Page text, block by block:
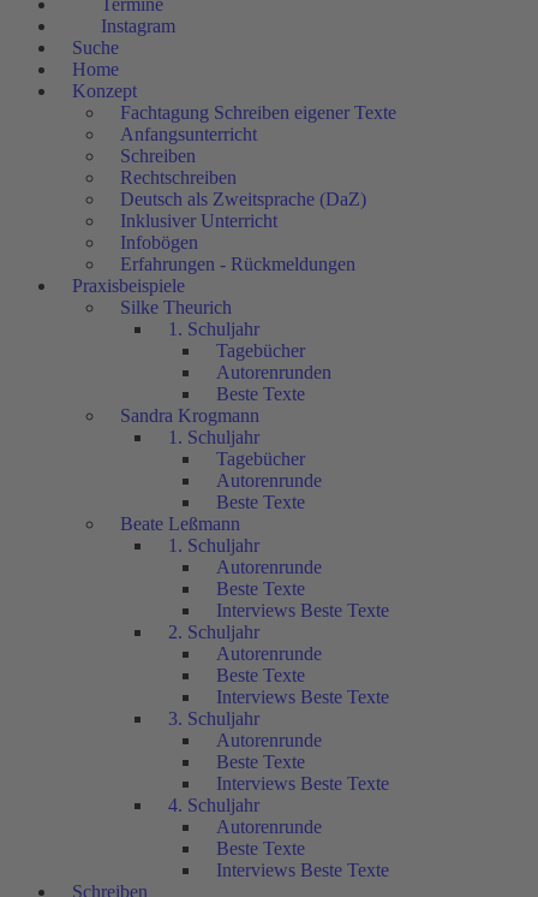
Termine
Instagram
Suche
Home
Konzept
Fachtagung Schreiben eigener Texte
Anfangsunterricht
Schreiben
Rechtschreiben
Deutsch als Zweitsprache (DaZ)
Inklusiver Unterricht
Infobögen
Erfahrungen - Rückmeldungen
Praxisbeispiele
Silke Theurich
1. Schuljahr
Tagebücher
Autorenrunden
Beste Texte
Sandra Krogmann
1. Schuljahr
Tagebücher
Autorenrunde
Beste Texte
Beate Leßmann
1. Schuljahr
Autorenrunde
Beste Texte
Interviews Beste Texte
2. Schuljahr
Autorenrunde
Beste Texte
Interviews Beste Texte
3. Schuljahr
Autorenrunde
Beste Texte
Interviews Beste Texte
4. Schuljahr
Autorenrunde
Beste Texte
Interviews Beste Texte
Schreiben